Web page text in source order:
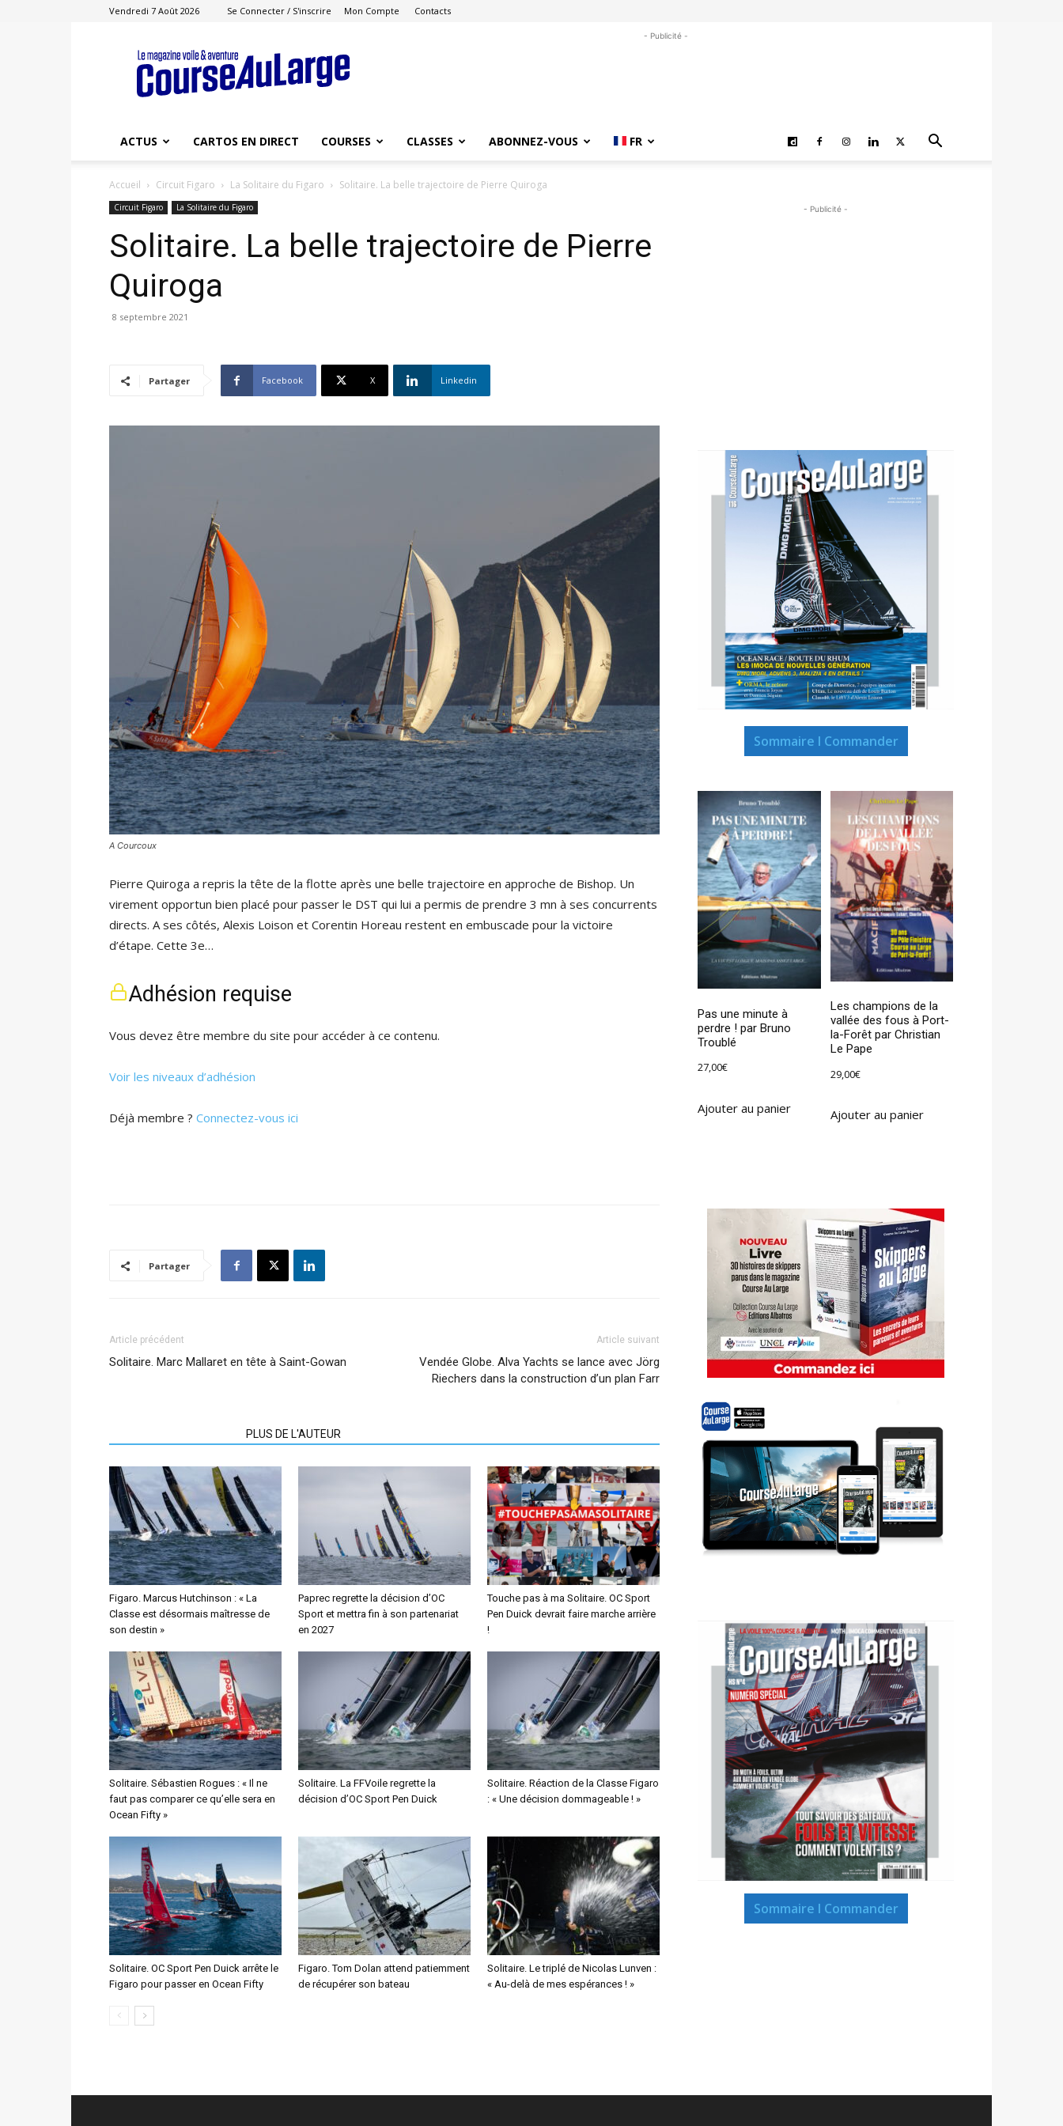
Vendredi 7 Août 2026 Se Connecter / S'inscrire Mon Compte Contacts
Course
au
Large
- Publicité -
ACTUS CARTOS EN DIRECT COURSES CLASSES ABONNEZ-VOUS FR
Accueil Circuit Figaro La Solitaire du Figaro Solitaire. La belle trajectoire de Pierre Quiroga
Circuit Figaro La Solitaire du Figaro
Solitaire. La belle trajectoire de Pierre
Quiroga
8 septembre 2021
Partager Facebook X Linkedin
A Courcoux
Pierre Quiroga a repris la tête de la flotte après une belle trajectoire en approche de Bishop. Un
virement opportun bien placé pour passer le DST qui lui a permis de prendre 3 mn à ses concurrents
directs. A ses côtés, Alexis Loison et Corentin Horeau restent en embuscade pour la victoire
d’étape. Cette 3e…
Adhésion requise
Vous devez être membre du site pour accéder à ce contenu.
Voir les niveaux d’adhésion
Déjà membre ? Connectez-vous ici
Partager
Article précédent
Solitaire. Marc Mallaret en tête à Saint-Gowan
Article suivant
Vendée Globe. Alva Yachts se lance avec Jörg
Riechers dans la construction d’un plan Farr
PLUS DE L'AUTEUR
Figaro. Marcus Hutchinson : « La
Classe est désormais maîtresse de
son destin »
Paprec regrette la décision d’OC
Sport et mettra fin à son partenariat
en 2027
Touche pas à ma Solitaire. OC Sport
Pen Duick devrait faire marche arrière
!
Solitaire. Sébastien Rogues : « Il ne
faut pas comparer ce qu’elle sera en
Ocean Fifty »
Solitaire. La FFVoile regrette la
décision d’OC Sport Pen Duick
Solitaire. Réaction de la Classe Figaro
: « Une décision dommageable ! »
Solitaire. OC Sport Pen Duick arrête le
Figaro pour passer en Ocean Fifty
Figaro. Tom Dolan attend patiemment
de récupérer son bateau
Solitaire. Le triplé de Nicolas Lunven :
« Au-delà de mes espérances ! »
- Publicité -
Sommaire I Commander
Pas une minute à
perdre ! par Bruno
Troublé
27,00€
Ajouter au panier
Les champions de la
vallée des fous à Port-
la-Forêt par Christian
Le Pape
29,00€
Ajouter au panier
Sommaire I Commander